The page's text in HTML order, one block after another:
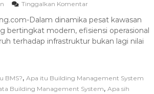
Tinggalkan Komentar
Dalam dinamika pesat kawasan
bertingkat modern, efisiensi operasional
terhadap infrastruktur bukan lagi nilai
BMS?, Apa itu Building Management System
Building Management System, Apa sih